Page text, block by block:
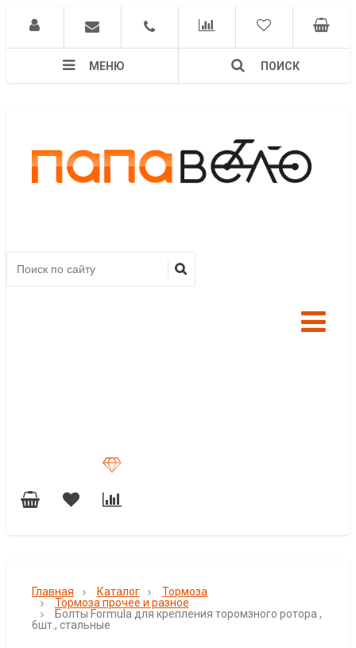
МЕНЮ ПОИСК
Главная Каталог
Тормоза
Тормоза прочее и разное
Болты Formula для крепления торомзного ротора ,
6шт., стальные